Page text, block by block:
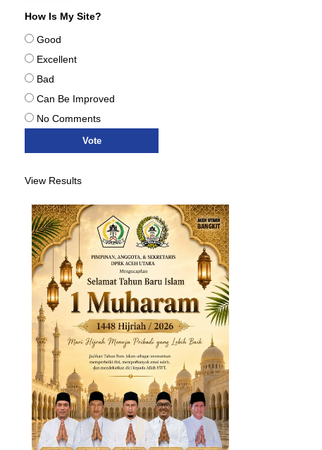
How Is My Site?
Good
Excellent
Bad
Can Be Improved
No Comments
View Results